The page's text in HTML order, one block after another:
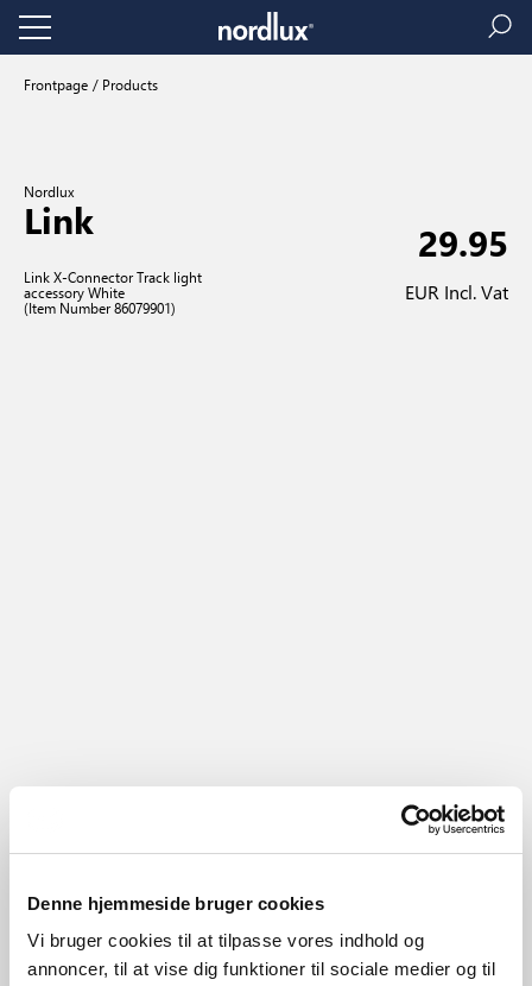
Denne hjemmeside bruger cookies
Vi bruger cookies til at tilpasse vores indhold og
annoncer, til at vise dig funktioner til sociale medier og til
Frontpage Products
Nordlux
Link
Link X-Connector Track light
accessory White
(Item Number 86079901)
29.95
EUR Incl. Vat